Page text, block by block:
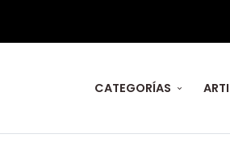
CATEGORÍAS